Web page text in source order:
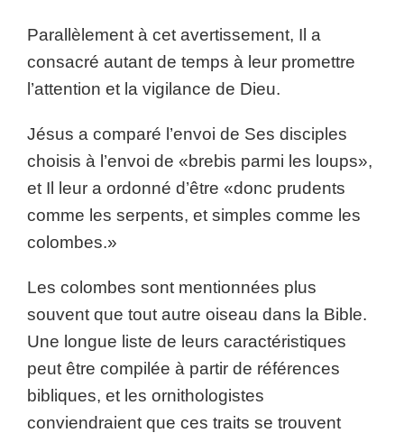
Parallèlement à cet avertissement, Il a
consacré autant de temps à leur promettre
l’attention et la vigilance de Dieu.
Jésus a comparé l’envoi de Ses disciples
choisis à l’envoi de «brebis parmi les loups»,
et Il leur a ordonné d’être «donc prudents
comme les serpents, et simples comme les
colombes.»
Les colombes sont mentionnées plus
souvent que tout autre oiseau dans la Bible.
Une longue liste de leurs caractéristiques
peut être compilée à partir de références
bibliques, et les ornithologistes
conviendraient que ces traits se trouvent